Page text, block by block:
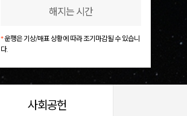
해지는 시간
*운행은 기상/매표 상황에 따라 조기마감될 수 있습니
다.
사회공헌